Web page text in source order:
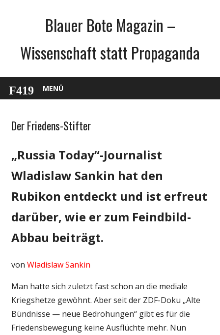
Blauer Bote Magazin –
Wissenschaft statt Propaganda
MENÜ
Gesellschaft
Politik
Der Friedens-Stifter
„Russia Today“-Journalist
Wladislaw Sankin hat den
Rubikon entdeckt und ist erfreut
darüber, wie er zum Feindbild-
Abbau beiträgt.
von Wladislaw Sankin
Man hatte sich zuletzt fast schon an die mediale
Kriegshetze gewöhnt. Aber seit der ZDF-Doku „Alte
Bündnisse — neue Bedrohungen“ gibt es für die
Friedensbewegung keine Ausflüchte mehr. Nun